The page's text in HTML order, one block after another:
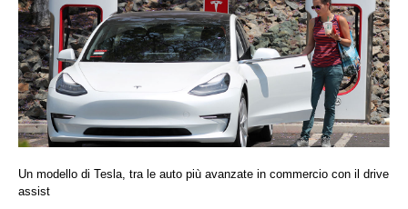
Un modello di Tesla, tra le auto più avanzate in commercio con il drive
assist